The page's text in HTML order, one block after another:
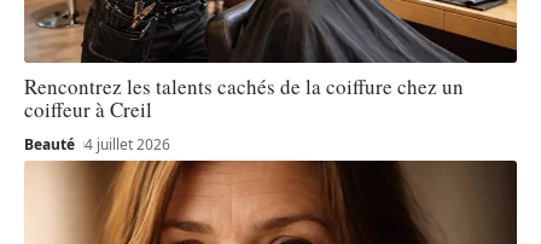
Rencontrez les talents cachés de la coiffure chez un
coiffeur à Creil
Beauté 4 juillet 2026